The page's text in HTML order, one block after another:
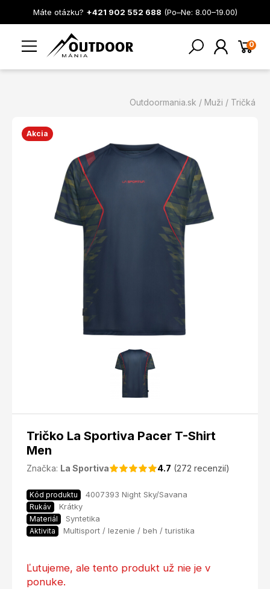
Máte otázku? +421 902 552 688 (Po–Ne: 8.00–19.00)
0
Outdoormania.sk Muži Tričká
Akcia
Tričko La Sportiva Pacer T-Shirt
Men
Značka: La Sportiva 4.7 (272 recenzií)
Kód produktu 4007393 Night Sky/Savana
Rukáv Krátky
Materiál Syntetika
Aktivita Multisport / lezenie / beh / turistika
Ľutujeme, ale tento produkt už nie je v
ponuke.